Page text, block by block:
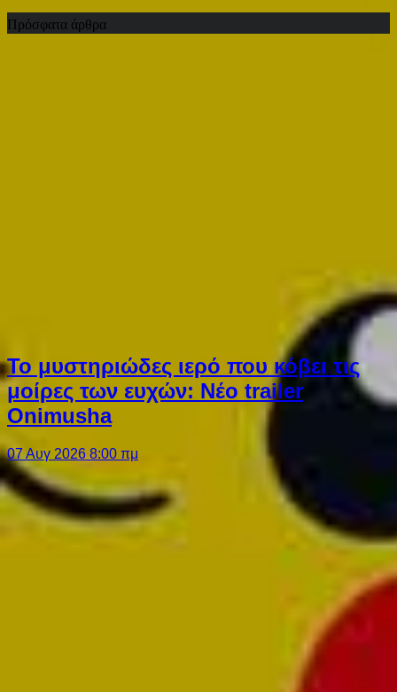
Πρόσφατα άρθρα
Το μυστηριώδες ιερό που κόβει τις
μοίρες των ευχών: Νέο trailer
Onimusha
07 Αυγ 2026 8:00 πμ